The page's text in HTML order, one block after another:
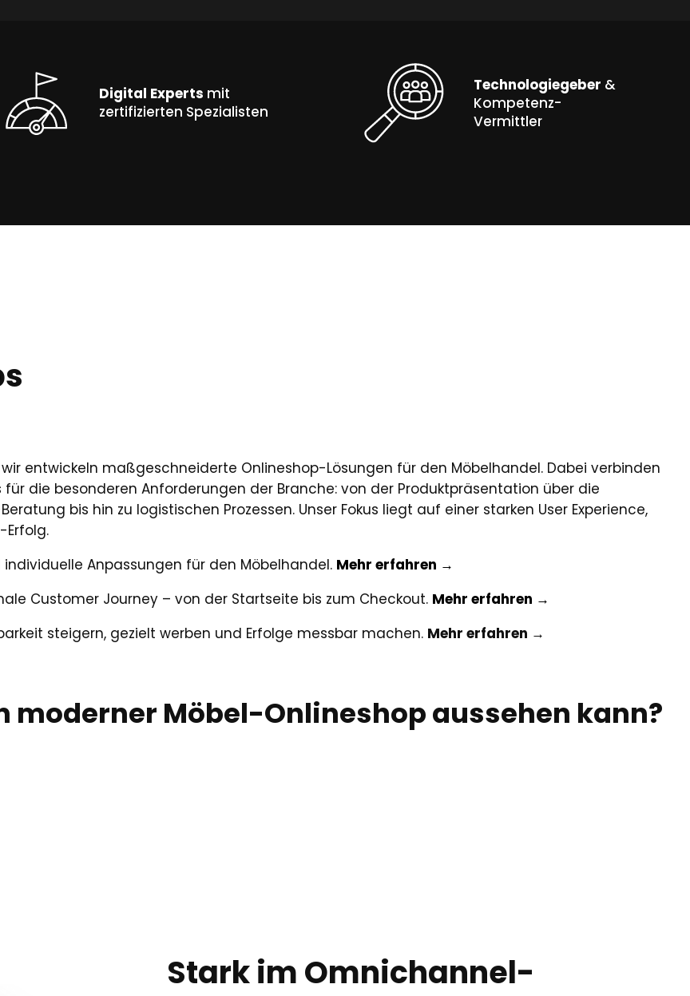
Digital Experts mit
zertifizierten Spezialisten
Technologiegeber &
Kompetenz-
Vermittler
entwickeln maßgeschneiderte Onlineshop-Lösungen für den Möbelhandel. Dabei verbinden
die besonderen Anforderungen der Branche: von der Produktpräsentation über die
bis hin zu logistischen Prozessen. Unser Fokus liegt auf einer starken User Experience,
Anpassungen für den Möbelhandel. Mehr erfahren →
Customer Journey – von der Startseite bis zum Checkout. Mehr erfahren →
steigern, gezielt werben und Erfolge messbar machen. Mehr erfahren →
moderner Möbel-Onlineshop aussehen kann?
Stark im Omnichannel-